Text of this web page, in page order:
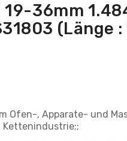
36mm
(Länge :
Ofen-, Apparate- und